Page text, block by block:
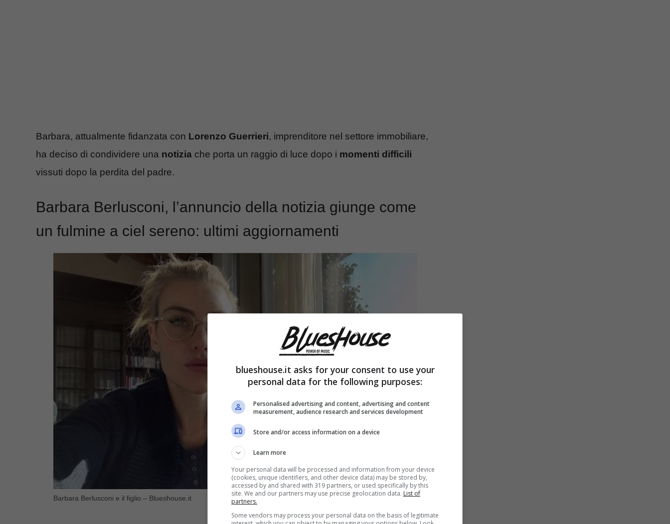
Barbara, attualmente fidanzata con Lorenzo Guerrieri, imprenditore nel settore immobiliare,
ha deciso di condividere una notizia che porta un raggio di luce dopo i momenti difficili
vissuti dopo la perdita del padre.
Barbara Berlusconi, l’annuncio della notizia giunge come
un fulmine a ciel sereno: ultimi aggiornamenti
Barbara Berlusconi e il figlio – Blueshouse.it
blueshouse.it asks for your consent to use your
personal data for the following purposes:
Personalised advertising and content, advertising and content
measurement, audience research and services development
Store and/or access information on a device
Learn more
Your personal data will be processed and information from your device
(cookies, unique identifiers, and other device data) may be stored by,
accessed by and shared with 319 partners, or used specifically by this
site. We and our partners may use precise geolocation data. List of
partners.
Some vendors may process your personal data on the basis of legitimate